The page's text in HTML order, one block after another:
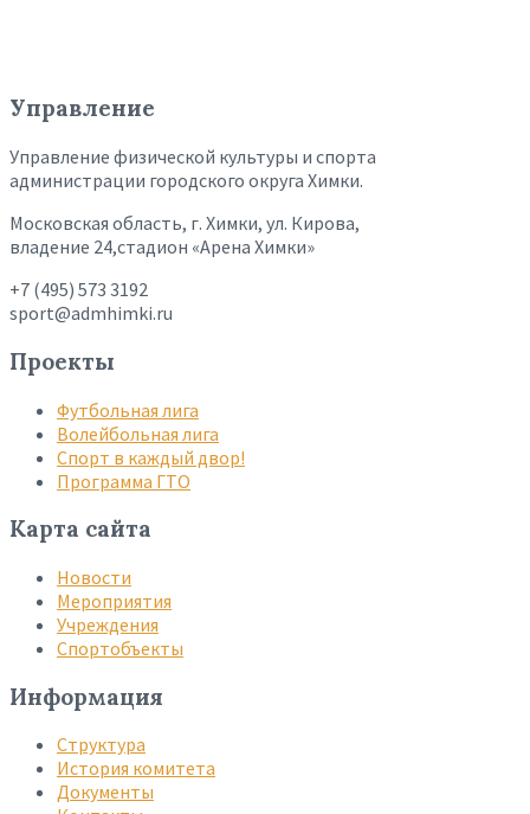
Управление
Управление физической культуры и спорта
администрации городского округа Химки.
Московская область, г. Химки, ул. Кирова,
владение 24,стадион «Арена Химки»
+7 (495) 573 3192
sport@admhimki.ru
Проекты
Футбольная лига
Волейбольная лига
Спорт в каждый двор!
Программа ГТО
Карта сайта
Новости
Мероприятия
Учреждения
Спортобъекты
Информация
Структура
История комитета
Документы